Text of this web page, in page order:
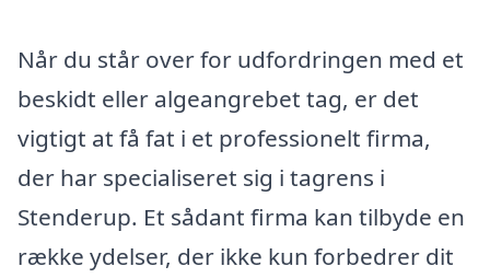
Når du står over for udfordringen med et
beskidt eller algeangrebet tag, er det
vigtigt at få fat i et professionelt firma,
der har specialiseret sig i tagrens i
Stenderup. Et sådant firma kan tilbyde en
række ydelser, der ikke kun forbedrer dit